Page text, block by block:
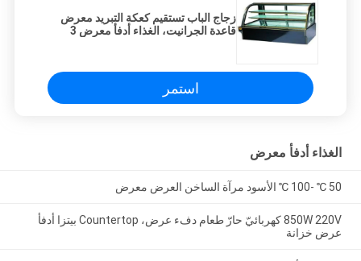
زجاج الباب تستقيم كعكة التبريد معرض
قاعدة الجرانيت، الغذاء أدفأ معرض 3
استمر
الغذاء أدفأ معرض
50 ℃ -100 ℃ الأسود مرآة الساخن العرض معرض
850W 220V كهربائيّ حارّ طعام دفء عرض، Countertop بيتزا أدفأ
عرض خزانة